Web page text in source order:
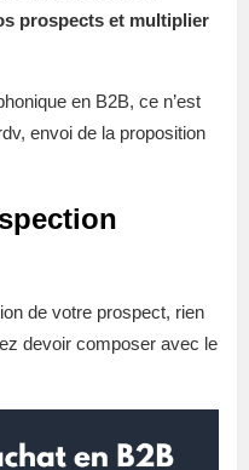
prospects et multiplier
en B2B, ce n’est
envoi de la proposition
de votre prospect, rien
devoir composer avec le